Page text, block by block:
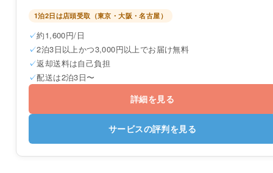
1泊2日は店頭受取（東京・大阪・名古屋）
約1,600円/日
2泊3日以上かつ3,000円以上でお届け無料
返却送料は自己負担
配送は2泊3日〜
詳細を見る
サービスの評判を見る